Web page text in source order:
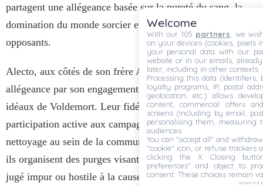
partagent une allégeance basée sur la pureté du sang, la
domination du monde sorcier et la suppression des
opposants.
Alecto, aux côtés de son frère Amycus, incarne cette
allégeance par son engagement sans faille envers les
idéaux de Voldemort. Leur fidélité se manifeste par leur
participation active aux campagnes de persécution et de
nettoyage au sein de la communauté magique. Ensemble,
ils organisent des purges visant à éliminer tout élément
jugé impur ou hostile à la cause du Seigneur des Ténèbres.
Welcome
With our 105 partners , we
on your devices (cookies, pixels
your personal data with our
website or in our emails,
later, including in other contexts.
Processing this data (identifiers,
loyalty programs, IP, postal
geolocation, etc.) allows
content, commercial offers
screens (including by email,
personalising them, measuring
audiences.
You can "accept all" and
"cookie" icon, or refuse trackers
clicking the X Closing
preferences" and object to
consent. These choices remain
powered